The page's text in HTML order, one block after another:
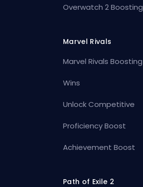
Overwatch 2 Boosting
Marvel Rivals
Marvel Rivals Boosting
Wins
Unlock Competitive
Proficiency Boost
Achievement Boost
Path of Exile 2